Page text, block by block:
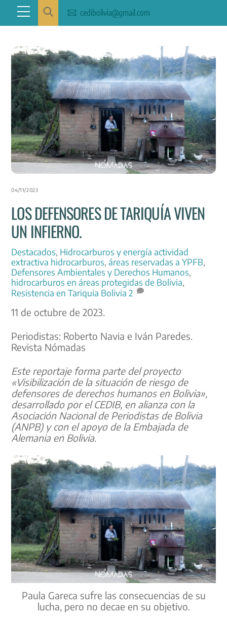
content
Menu cedibolivia@gmail.com
04/11/2023
LOS DEFENSORES DE TARIQUÍA VIVEN
UN INFIERNO.
Destacados, Hidrocarburos y energía actividad
extractiva hidrocarburos,áreas reservadas a YPFB,
Defensores Ambientales y Derechos Humanos,
hidrocarburos en áreas protegidas de Bolivia,
Resistencia en Tariquia Bolivia 2
11 de octubre de 2023.
Periodistas: Roberto Navia e Iván Paredes.
Revista Nómadas
Este reportaje forma parte del proyecto
«Visibilización de la situación de riesgo de
defensores de derechos humanos en Bolivia»,
desarrollado por el CEDIB, en alianza con la
Asociación Nacional de Periodistas de Bolivia
(ANPB) y con el apoyo de la Embajada de
Alemania en Bolivia.
Paula Gareca sufre las consecuencias de su
lucha, pero no decae en su objetivo.